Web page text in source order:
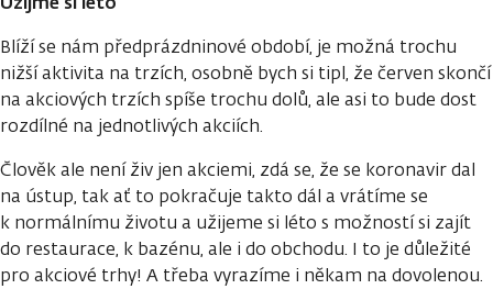
Blíží se nám předprázdninové období, je možná trochu
nižší aktivita na trzích, osobně bych si tipl, že červen skončí
na akciových trzích spíše trochu dolů, ale asi to bude dost
rozdílné na jednotlivých akciích.
Člověk ale není živ jen akciemi, zdá se, že se koronavir dal
na ústup, tak ať to pokračuje takto dál a vrátíme se
k normálnímu životu a užijeme si léto s možností si zajít
do restaurace, k bazénu, ale i do obchodu. I to je důležité
pro akciové trhy! A třeba vyrazíme i někam na dovolenou.